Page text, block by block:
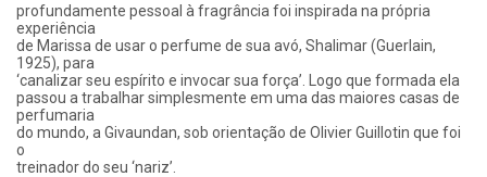
profundamente pessoal à fragrância foi inspirada na própria
experiência
de Marissa de usar o perfume de sua avó, Shalimar (Guerlain,
1925), para
‘canalizar seu espírito e invocar sua força’. Logo que formada ela
passou a trabalhar simplesmente em uma das maiores casas de
perfumaria
do mundo, a Givaundan, sob orientação de Olivier Guillotin que foi
o
treinador do seu ‘nariz’.